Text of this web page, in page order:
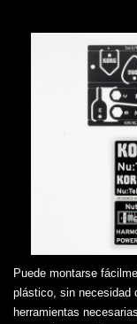
Puede montarse
plástico, sin necesidad
herramientas